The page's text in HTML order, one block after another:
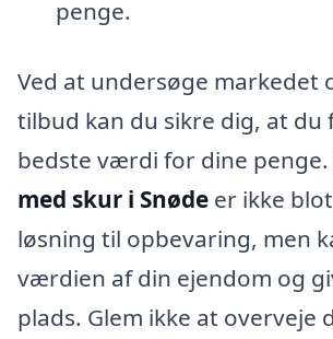
penge.
Ved at undersøge markedet
tilbud kan du sikre dig, at du
bedste værdi for dine penge.
med skur i Snøde er ikke
løsning til opbevaring, men
værdien af din ejendom og
plads. Glem ikke at overveje